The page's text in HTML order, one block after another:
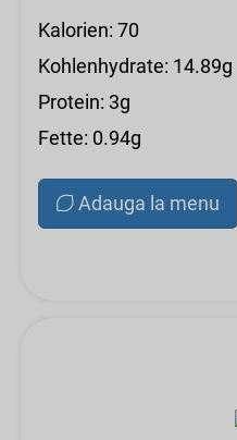
Kalorien: 70
Kohlenhydrate: 14.89g
Protein: 3g
Fette: 0.94g
Adauga la menu